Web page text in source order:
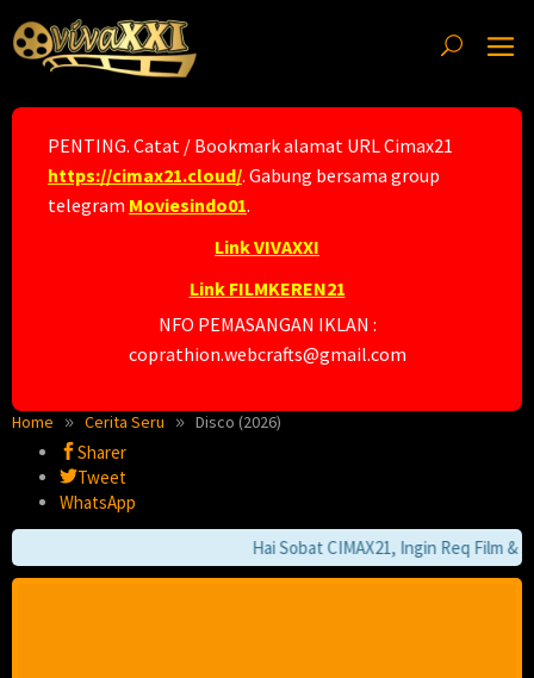
to
content
PENTING. Catat / Bookmark alamat URL Cimax21
https://cimax21.cloud/. Gabung bersama group
telegram Moviesindo01.
Link VIVAXXI
Link FILMKEREN21
NFO PEMASANGAN IKLAN :
coprathion.webcrafts@gmail.com
Home Cerita Seru Disco (2026)
Sharer
Tweet
WhatsApp
Hai Sobat CIMAX21, Ingin Req Film &